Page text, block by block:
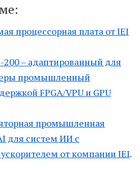
процессорная плата от IEI
200 – адаптированный для
промышленный
FPGA/VPU и GPU
промышленная
для систем ИИ с
от компании IEI.